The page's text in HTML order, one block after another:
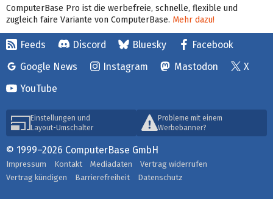
ComputerBase Pro ist die werbefreie, schnelle, flexible und
zugleich faire Variante von ComputerBase. Mehr dazu!
Feeds Discord Bluesky
Facebook
Google News
Instagram Mastodon
X
YouTube
Einstellungen und
Layout-Umschalter
Probleme mit einem
Werbebanner?
© 1999–2026 ComputerBase GmbH
Impressum Kontakt Mediadaten
Vertrag widerrufen
Vertrag kündigen
Barrierefreiheit Datenschutz